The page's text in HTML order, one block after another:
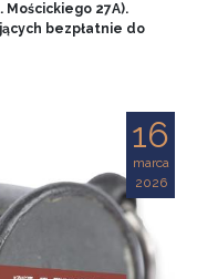
Mościckiego 27A).
bezpłatnie do
16
marca
2026